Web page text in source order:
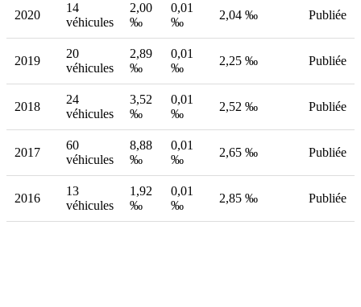
2020
14
véhicules
2,00
‰
0,01
‰
2,04 ‰ Publiée
2019
20
véhicules
2,89
‰
0,01
‰
2,25 ‰ Publiée
2018
24
véhicules
3,52
‰
0,01
‰
2,52 ‰ Publiée
2017
60
véhicules
8,88
‰
0,01
‰
2,65 ‰ Publiée
2016
13
véhicules
1,92
‰
0,01
‰
2,85 ‰ Publiée